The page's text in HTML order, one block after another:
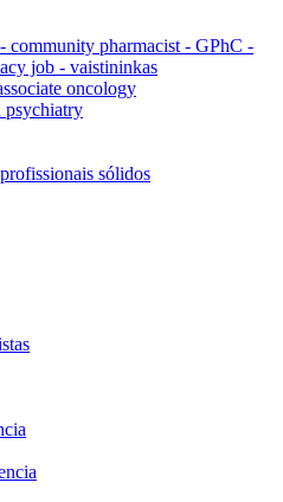
community pharmacist - GPhC -
job - vaistininkas
oncology
psychiatry
sólidos